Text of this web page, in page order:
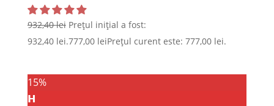
932,40lei Prețul inițial a fost:
932,40 lei.777,00 leiPrețul curent este: 777,00 lei.
15%
𝗛